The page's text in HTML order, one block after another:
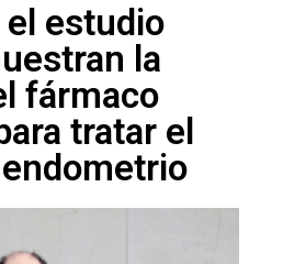
el estudio
la
fármaco
tratar el